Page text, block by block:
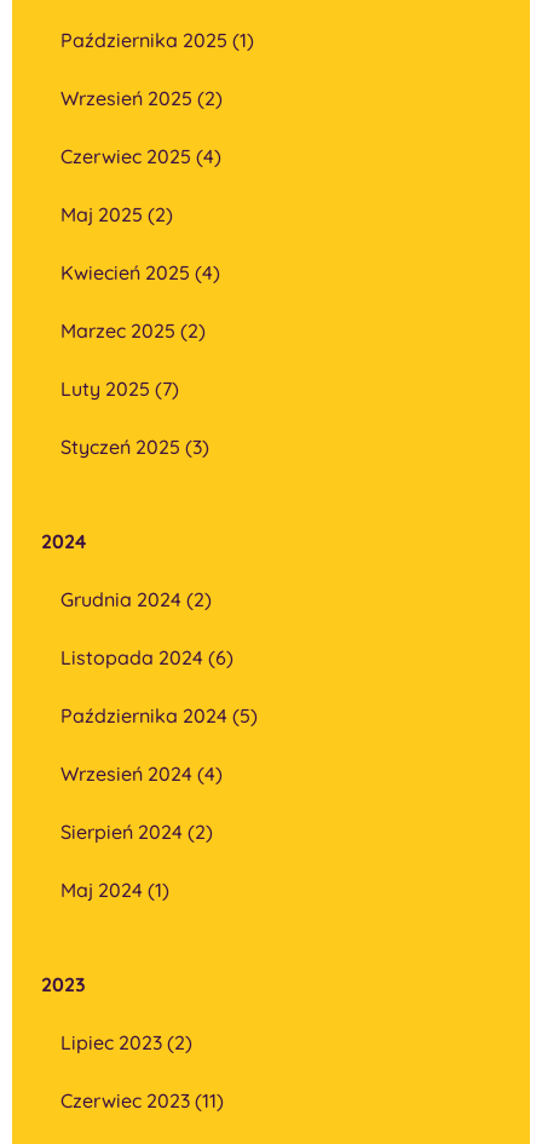
Października 2025 (1)
Wrzesień 2025 (2)
Czerwiec 2025 (4)
Maj 2025 (2)
Kwiecień 2025 (4)
Marzec 2025 (2)
Luty 2025 (7)
Styczeń 2025 (3)
2024
Grudnia 2024 (2)
Listopada 2024 (6)
Października 2024 (5)
Wrzesień 2024 (4)
Sierpień 2024 (2)
Maj 2024 (1)
2023
Lipiec 2023 (2)
Czerwiec 2023 (11)